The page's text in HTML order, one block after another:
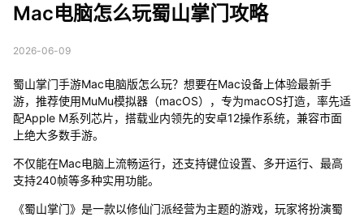
Mac电脑怎么玩蜀山掌门攻略
2026-06-09
蜀山掌门手游Mac电脑版怎么玩？想要在Mac设备上体验最新手
游，推荐使用MuMu模拟器（macOS），专为macOS打造，率先适
配Apple M系列芯片，搭载业内领先的安卓12操作系统，兼容市面
上绝大多数手游。
不仅能在Mac电脑上流畅运行，还支持键位设置、多开运行、最高
支持240帧等多种实用功能。
《蜀山掌门》是一款以修仙门派经营为主题的游戏，玩家将扮演蜀